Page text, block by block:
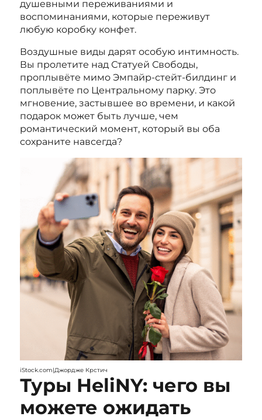
душевными переживаниями и
воспоминаниями, которые переживут
любую коробку конфет.
Воздушные виды дарят особую интимность.
Вы пролетите над Статуей Свободы,
проплывёте мимо Эмпайр-стейт-билдинг и
поплывёте по Центральному парку. Это
мгновение, застывшее во времени, и какой
подарок может быть лучше, чем
романтический момент, который вы оба
сохраните навсегда?
iStock.com|Джордже Крстич
Туры HeliNY: чего вы
можете ожидать